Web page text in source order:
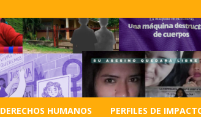
DERECHOS HUMANOS PERFILES DE